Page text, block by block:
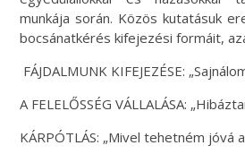
munkája során. Közös kutatásuk
bocsánatkérés kifejezési formáit,
FÁJDALMUNK KIFEJEZÉSE:
A FELELŐSSÉG VÁLLALÁSA:
KÁRPÓTLÁS: „Mivel tehetném